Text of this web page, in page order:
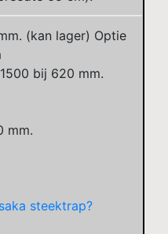
(kan lager) Optie
bij 620 mm.
mm.
steektrap?